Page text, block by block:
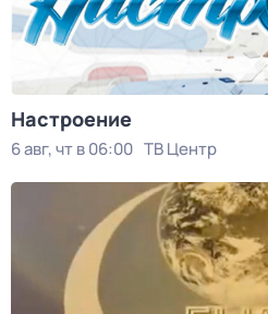
Настроение
6 авг, чт в 06:00 ТВ Центр